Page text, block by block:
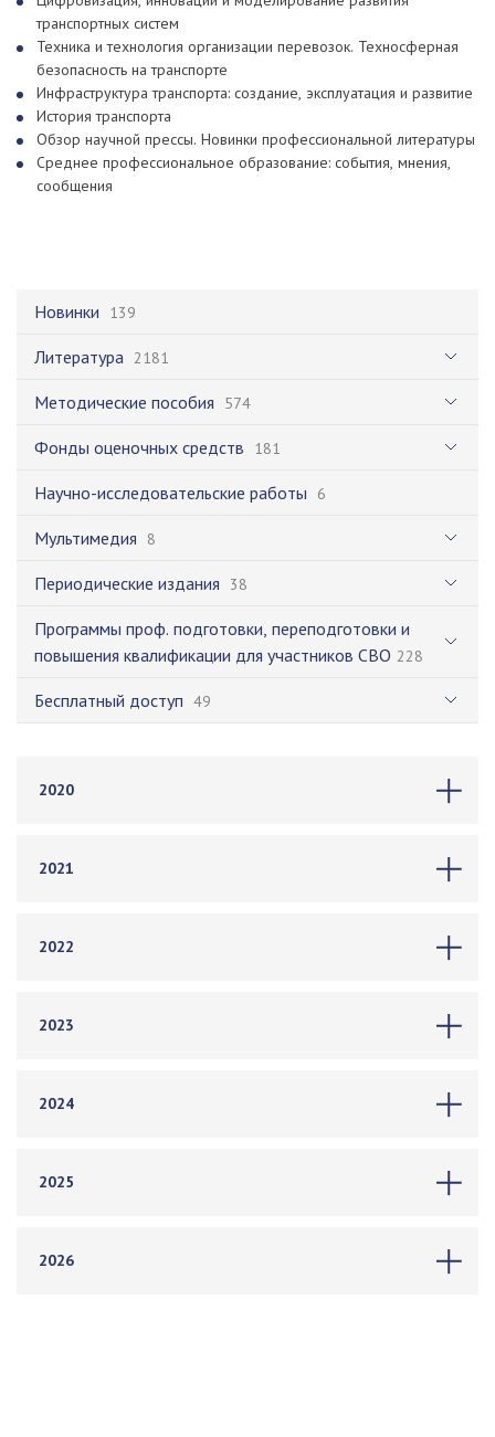
Новинки 139
Литература 2181
Методические пособия 574
Фонды оценочных средств 181
Научно-исследовательские работы 6
Мультимедия 8
Периодические издания 38
Программы проф. подготовки, переподготовки и
повышения квалификации для участников СВО 228
Бесплатный доступ 49
транспортных систем
Техника и технология организации перевозок. Техносферная
безопасность на транспорте
Инфраструктура транспорта: создание, эксплуатация и развитие
История транспорта
Обзор научной прессы. Новинки профессиональной литературы
Среднее профессиональное образование: события, мнения,
сообщения
2020
2021
2022
2023
2024
2025
2026